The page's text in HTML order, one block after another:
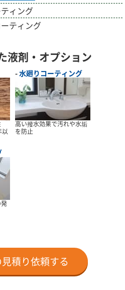
ィング
ティング
液剤・オプション
以
水廻りコーティング
高い撥水効果で汚れや水垢
を防止
見積り依頼する